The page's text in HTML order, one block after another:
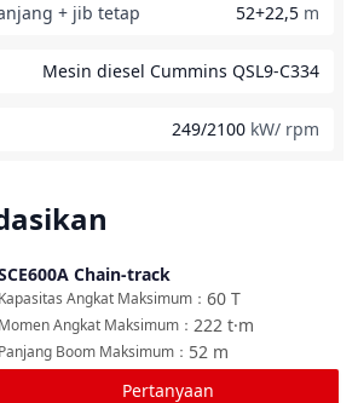
+ jib tetap 52+22,5 m
Mesin diesel Cummins QSL9-C334
249/2100 kW/ rpm
Chain-track
60 T
Kapasitas Angkat Maksimum ：
222 t·m
Momen Angkat Maksimum ：
52 m
Panjang Boom Maksimum ：
Pertanyaan